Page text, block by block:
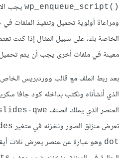
wp_enqueue_script()‎ يجب
ومراعاة أولوية تحميل وتنفيذ الملفات
الخاصة بك، على سبيل المثال إذا كنت
معينة في ملفات أخرى يجب أن يتم تحميل
بعد ربط الملف مع قالب ووردبريس
الذي أنشأناه ونكتب بداخله كود جافا
العنصر الذي يملك الصنف qwe
تعرض منزلق الصور ونخزنه في متغير
dot وهو عبارة عن عنصر يعرض ثلاث